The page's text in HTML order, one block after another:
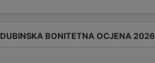
DUBINSKA BONITETNA OCJENA 2026